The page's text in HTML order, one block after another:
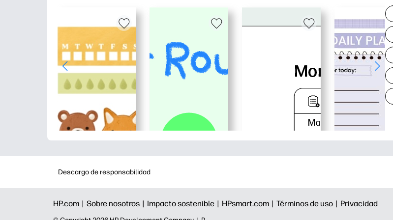
Descargo de responsabilidad
HP.com | Sobre nosotros | Impacto sostenible | HPsmart.com | Términos de uso | Privacidad